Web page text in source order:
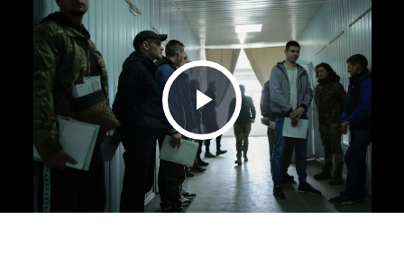
Play Video